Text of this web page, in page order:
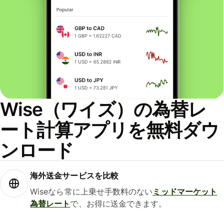
Wise（ワイズ）の為替レ
ート計算アプリを無料ダウ
ンロード
海外送金サービスを比較
Wiseなら常に上乗せ手数料のない ミッドマーケット
為替レート で、お得に送金できます。